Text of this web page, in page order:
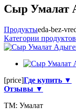
Сыр Умалат
Продуктыeda-bez-
Категории продуктов
[price]Где купить ▼
Отзывы ▼
ТМ: Умалат